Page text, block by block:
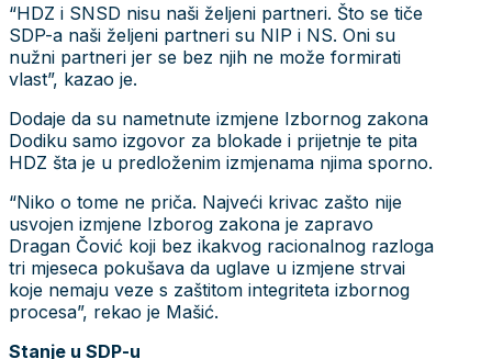
“HDZ i SNSD nisu naši željeni partneri. Što se tiče
SDP-a naši željeni partneri su NIP i NS. Oni su
nužni partneri jer se bez njih ne može formirati
vlast”, kazao je.
Dodaje da su nametnute izmjene Izbornog zakona
Dodiku samo izgovor za blokade i prijetnje te pita
HDZ šta je u predloženim izmjenama njima sporno.
“Niko o tome ne priča. Najveći krivac zašto nije
usvojen izmjene Izborog zakona je zapravo
Dragan Čović koji bez ikakvog racionalnog razloga
tri mjeseca pokušava da uglave u izmjene strvai
koje nemaju veze s zaštitom integriteta izbornog
procesa”, rekao je Mašić.
Stanje u SDP-u